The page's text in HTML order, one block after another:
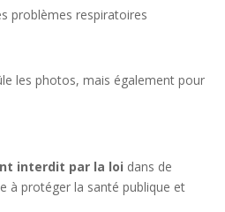
problèmes respiratoires
les photos, mais également pour
interdit par la loi dans de
à protéger la santé publique et